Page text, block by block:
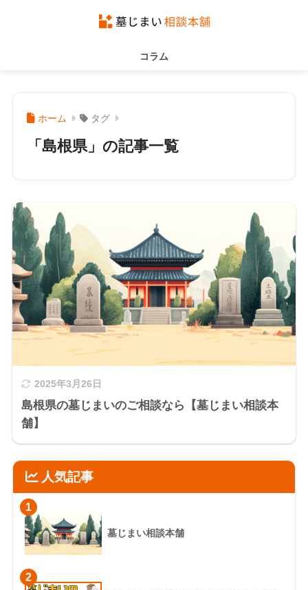
コラム
ホーム タグ
「島根県」の記事一覧
2025年3月26日
島根県の墓じまいのご相談なら【墓じまい相談本
舗】
人気記事
1
墓じまい相談本舗
2